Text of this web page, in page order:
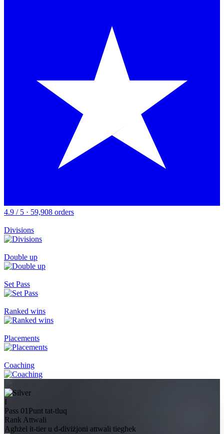
4.9 / 5 · 59,908 orders
Divisions
Double up
Set Pass
Ranked wins
Placements
Coaching
I
Pass 01 Punt tat-tluq
Rank Attwali
Agħżel it-tier u d-diviżjoni attwali tiegħek